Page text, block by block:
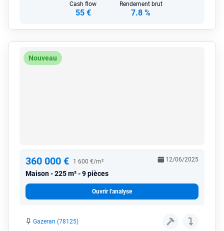
Cash flow
55 €
Rendement brut
7.8 %
Nouveau
360 000 € 1 600 €/m²
Maison 225 m² - 9 pièces
12/06/2025
Ouvrir l'analyse
Gazeran (78125)